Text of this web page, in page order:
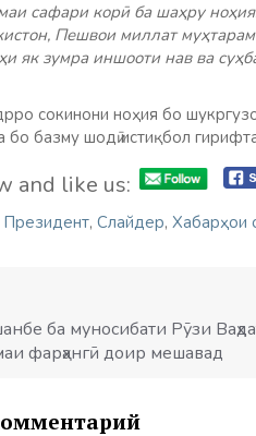
сафари корӣ ба шаҳру
Пешвои миллат
як зумра иншооти нав ва
сокинони ноҳия бо
бо базму шодӣ истиқбол
and like us:
Президент, Слайдер, Хабарҳои
ба муносибати Рӯзи
фарҳангӣ доир мешавад